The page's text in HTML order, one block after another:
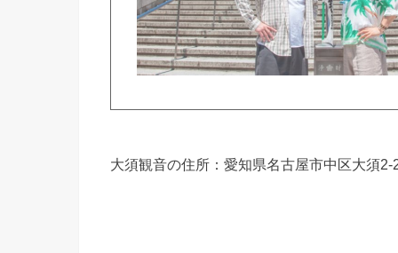
大須観音の住所： 愛知県名古屋市中区大須2-